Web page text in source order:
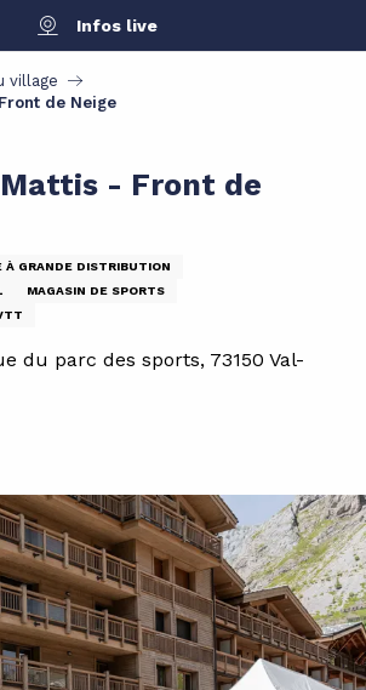
Infos live
village
de Neige
- Front de
À GRANDE DISTRIBUTION
MAGASIN DE SPORTS
du parc des sports, 73150 Val-